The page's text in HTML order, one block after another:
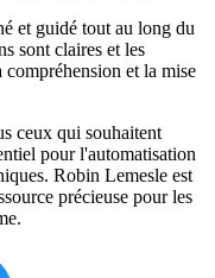
et guidé tout au long du
sont claires et les
et la mise
ceux qui souhaitent
pour l'automatisation
Robin Lemesle est
précieuse pour les